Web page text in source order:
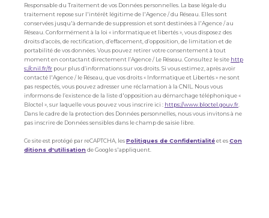
Responsable du Traitement de vos Données personnelles. La base légale du
traitement repose sur l'intérêt légitime de l'Agence / du Réseau. Elles sont
conservées jusqu'à demande de suppression et sont destinées à l'Agence / au
Réseau. Conformément à la loi « informatique et libertés », vous disposez des
droits d’accès, de rectification, d’effacement, d’opposition, de limitation et de
portabilité de vos données. Vous pouvez retirer votre consentement à tout
moment en contactant directement l’Agence / Le Réseau. Consultez le site http
s://cnil.fr/fr pour plus d’informations sur vos droits. Si vous estimez, après avoir
contacté l'Agence / le Réseau, que vos droits « Informatique et Libertés » ne sont
pas respectés, vous pouvez adresser une réclamation à la CNIL. Nous vous
informons de l’existence de la liste d'opposition au démarchage téléphonique «
Bloctel », sur laquelle vous pouvez vous inscrire ici : https://www.bloctel.gouv.fr
Dans le cadre de la protection des Données personnelles, nous vous invitons à ne
pas inscrire de Données sensibles dans le champ de saisie libre.
Ce site est protégé par reCAPTCHA, lesPolitiques de Confidentialitéet esCon
ditions d'utilisation de Google s'appliquent.